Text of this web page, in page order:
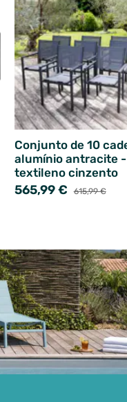
Conjunto de 10
alumínio antracite -
textileno cinzento
565,99 € 615,99 €